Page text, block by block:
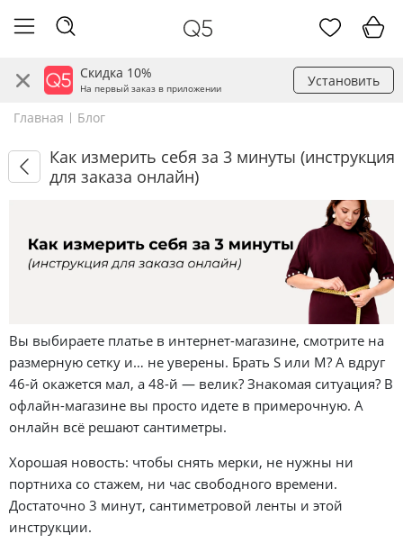
Скидка 10%
На первый заказ в приложении Установить
Главная Блог
Как измерить себя за 3 минуты (инструкция
для заказа онлайн)
Вы выбираете платье в интернет-магазине, смотрите на
размерную сетку и… не уверены. Брать S или M? А вдруг
46-й окажется мал, а 48-й — велик? Знакомая ситуация? В
офлайн-магазине вы просто идете в примерочную. А
онлайн всё решают сантиметры.
Хорошая новость: чтобы снять мерки, не нужны ни
портниха со стажем, ни час свободного времени.
Достаточно 3 минут, сантиметровой ленты и этой
инструкции.